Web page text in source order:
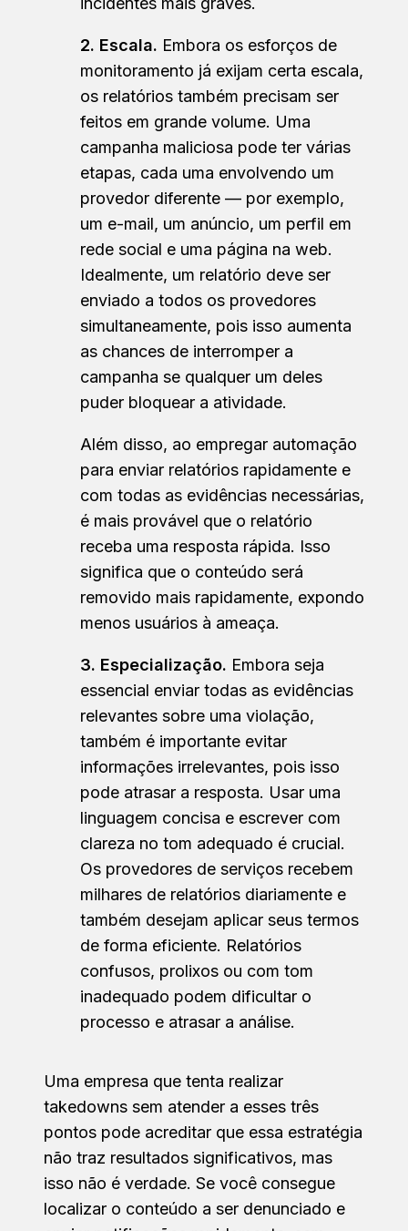
2. Escala. Embora os esforços de
monitoramento já exijam certa escala,
os relatórios também precisam ser
feitos em grande volume. Uma
campanha maliciosa pode ter várias
etapas, cada uma envolvendo um
provedor diferente — por exemplo,
um e-mail, um anúncio, um perfil em
rede social e uma página na web.
Idealmente, um relatório deve ser
enviado a todos os provedores
simultaneamente, pois isso aumenta
as chances de interromper a
campanha se qualquer um deles
puder bloquear a atividade.
Além disso, ao empregar automação
para enviar relatórios rapidamente e
com todas as evidências necessárias,
é mais provável que o relatório
receba uma resposta rápida. Isso
significa que o conteúdo será
removido mais rapidamente, expondo
menos usuários à ameaça.
3. Especialização. Embora seja
essencial enviar todas as evidências
relevantes sobre uma violação,
também é importante evitar
informações irrelevantes, pois isso
pode atrasar a resposta. Usar uma
linguagem concisa e escrever com
clareza no tom adequado é crucial.
Os provedores de serviços recebem
milhares de relatórios diariamente e
também desejam aplicar seus termos
de forma eficiente. Relatórios
confusos, prolixos ou com tom
inadequado podem dificultar o
processo e atrasar a análise.
Uma empresa que tenta realizar
takedowns sem atender a esses três
pontos pode acreditar que essa estratégia
não traz resultados significativos, mas
isso não é verdade. Se você consegue
localizar o conteúdo a ser denunciado e